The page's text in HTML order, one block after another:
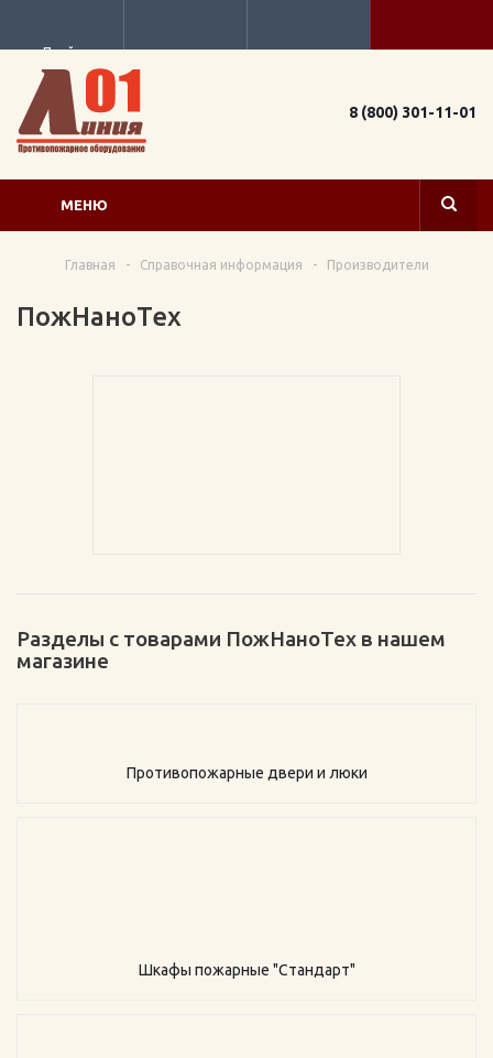
Прайс
8 (800) 301-11-01
МЕНЮ
Главная - Справочная информация - Производители
ПожНаноТех
Разделы с товарами ПожНаноТех в нашем
магазине
Противопожарные двери и люки
Шкафы пожарные "Стандарт"